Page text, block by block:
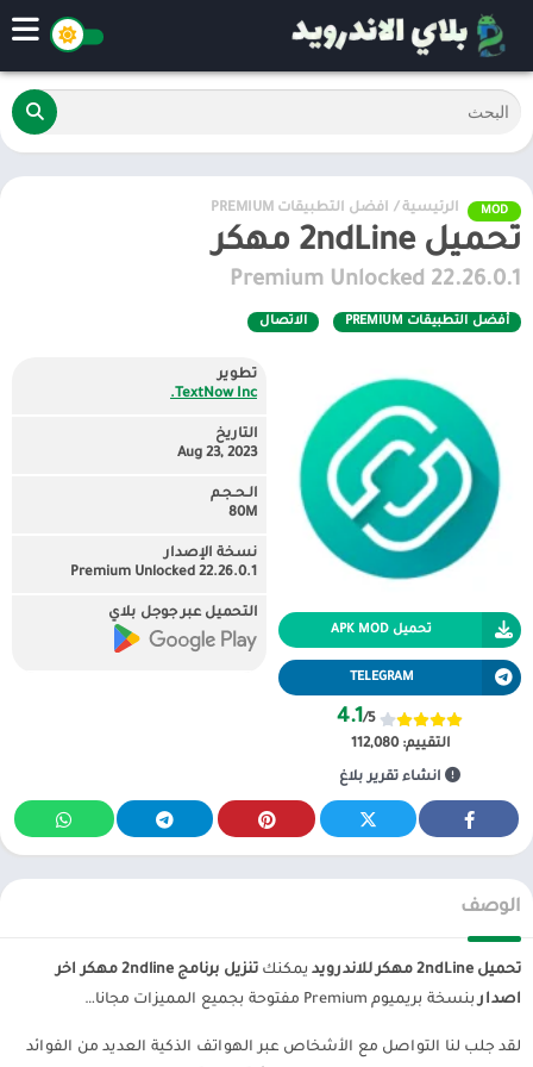
MOD الرئيسية / أفضل التطبيقات PREMIUM
تحميل 2ndLine مهكر
22.26.0.1 Premium Unlocked
أفضل التطبيقات PREMIUM الاتصال
تحميل APK MOD
TELEGRAM
4.1/5
التقييم:112,080
انشاء تقرير بلاغ
تطوير
TextNow Inc.
التاريخ
Aug 23, 2023
الـحـجـم
80M
نسخة الإصدار
22.26.0.1 Premium Unlocked
التحميل عبر جوجل بلاي
الوصف
تحميل 2ndLine مهكر للاندرويد يمكنك
تنزيل برنامج 2ndline مهكر اخر
اصداربنسخة بريميوم Premium مفتوحة بجميع المميزات مجانا…
لقد جلب لنا التواصل مع الأشخاص عبر الهواتف الذكية العديد من الفوائد